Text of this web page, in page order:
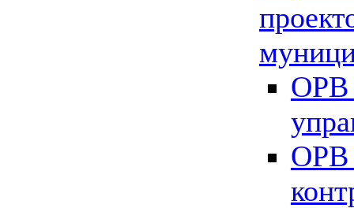
ОРВ
ОРВ